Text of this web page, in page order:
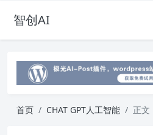
智创AI
首页 CHAT GPT人工智能 正文